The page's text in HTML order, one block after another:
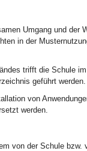
Umgang und der
in der
trifft die Schule
geführt werden.
von
werden.
von der Schule bzw.